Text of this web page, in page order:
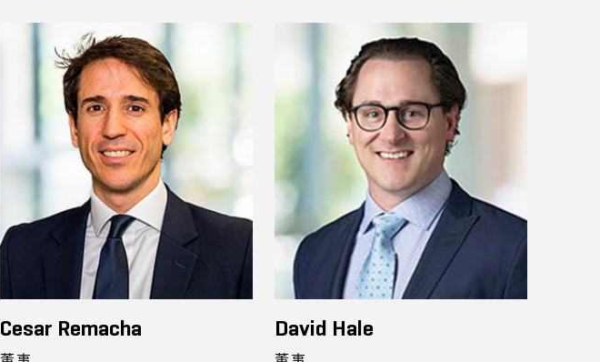
Cesar Remacha David Hale